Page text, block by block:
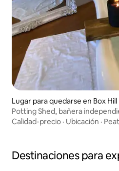
Lugar para quedarse en Box Hill
Potting Shed, bañera
Calidad-precio · Ubicación ·
Destinaciones para